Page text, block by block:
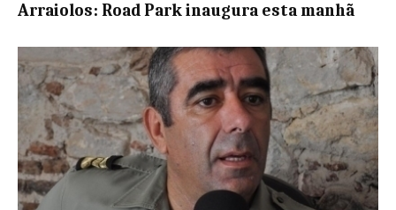
Arraiolos: Road Park inaugura esta manhã